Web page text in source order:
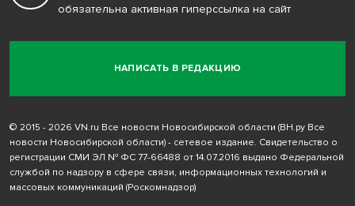
НАПИСАТЬ В РЕДАКЦИЮ
обязательна активная гиперссылка на сайт
© 2015 - 2026 VN.ru Все новости Новосибирской области (ВН.ру Все
новости Новосибирской области) - сетевое издание. Свидетельство о
регистрации СМИ ЭЛ № ФС 77-66488 от 14.07.2016 выдано Федеральной
службой по надзору в сфере связи, информационных технологий и
массовых коммуникаций (Роскомнадзор)